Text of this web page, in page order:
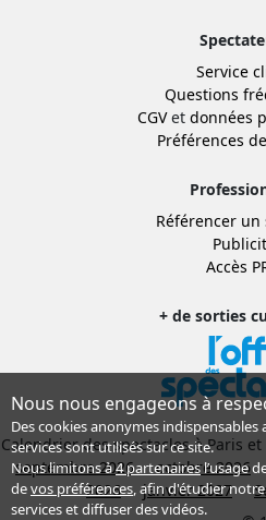
Service
Questions
CGVet données
Préférences
Référencer un
Accès
+ de sorties
Calendrier des spectacles à Paris
septembre 2026
octobre 2026
2026
janvier 2027
Nous nous engageons à
Des cookies anonymes
services sont utilisés sur ce site.
Nous limitons à4 partenairesl’usage
devos préférences, afin d'étudier
services et diffuser des vidéos.